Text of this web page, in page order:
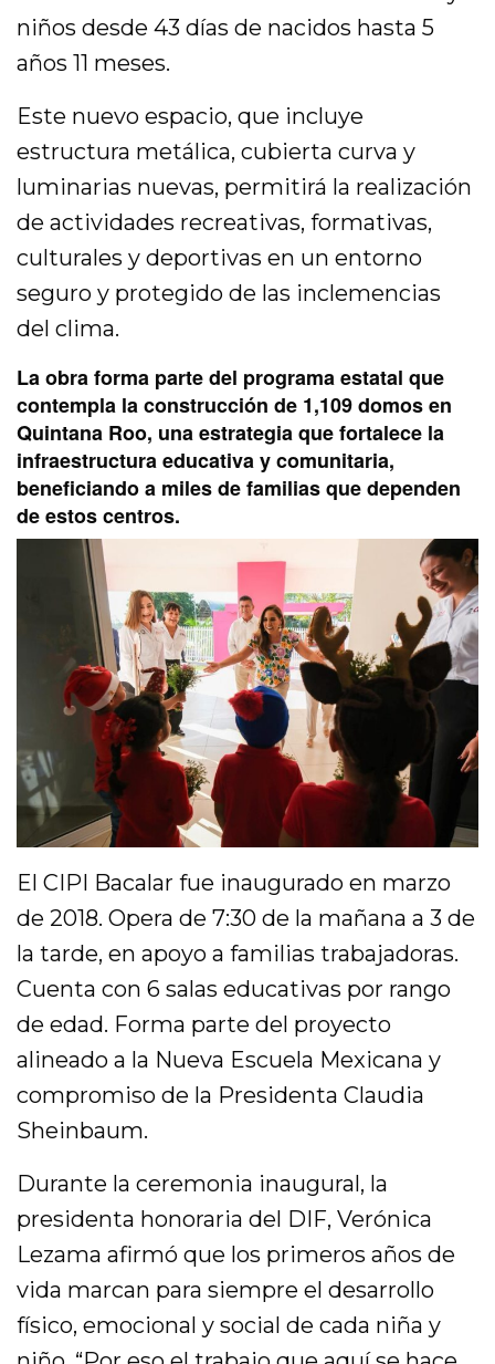
niños desde 43 días de nacidos hasta 5
años 11 meses.
Este nuevo espacio, que incluye
estructura metálica, cubierta curva y
luminarias nuevas, permitirá la realización
de actividades recreativas, formativas,
culturales y deportivas en un entorno
seguro y protegido de las inclemencias
del clima.
La obra forma parte del programa estatal que
contempla la construcción de 1,109 domos en
Quintana Roo, una estrategia que fortalece la
infraestructura educativa y comunitaria,
beneficiando a miles de familias que dependen
de estos centros.
El CIPI Bacalar fue inaugurado en marzo
de 2018. Opera de 7:30 de la mañana a 3 de
la tarde, en apoyo a familias trabajadoras.
Cuenta con 6 salas educativas por rango
de edad. Forma parte del proyecto
alineado a la Nueva Escuela Mexicana y
compromiso de la Presidenta Claudia
Sheinbaum.
Durante la ceremonia inaugural, la
presidenta honoraria del DIF, Verónica
Lezama afirmó que los primeros años de
vida marcan para siempre el desarrollo
físico, emocional y social de cada niña y